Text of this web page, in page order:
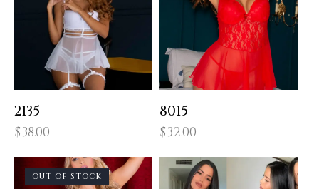
2135
$38.00
8015
$32.00
OUT OF STOCK